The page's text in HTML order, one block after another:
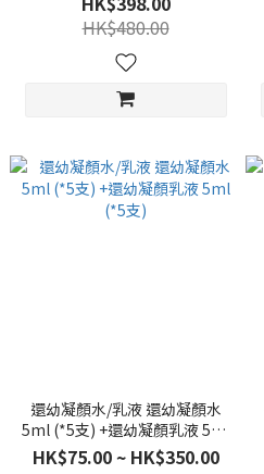
HK$480.00
還幼凝顏水/乳液 還幼凝顏水
5ml (*5支) +還幼凝顏乳液 5ml
(*5支)
HK$75.00 ~ HK$350.00